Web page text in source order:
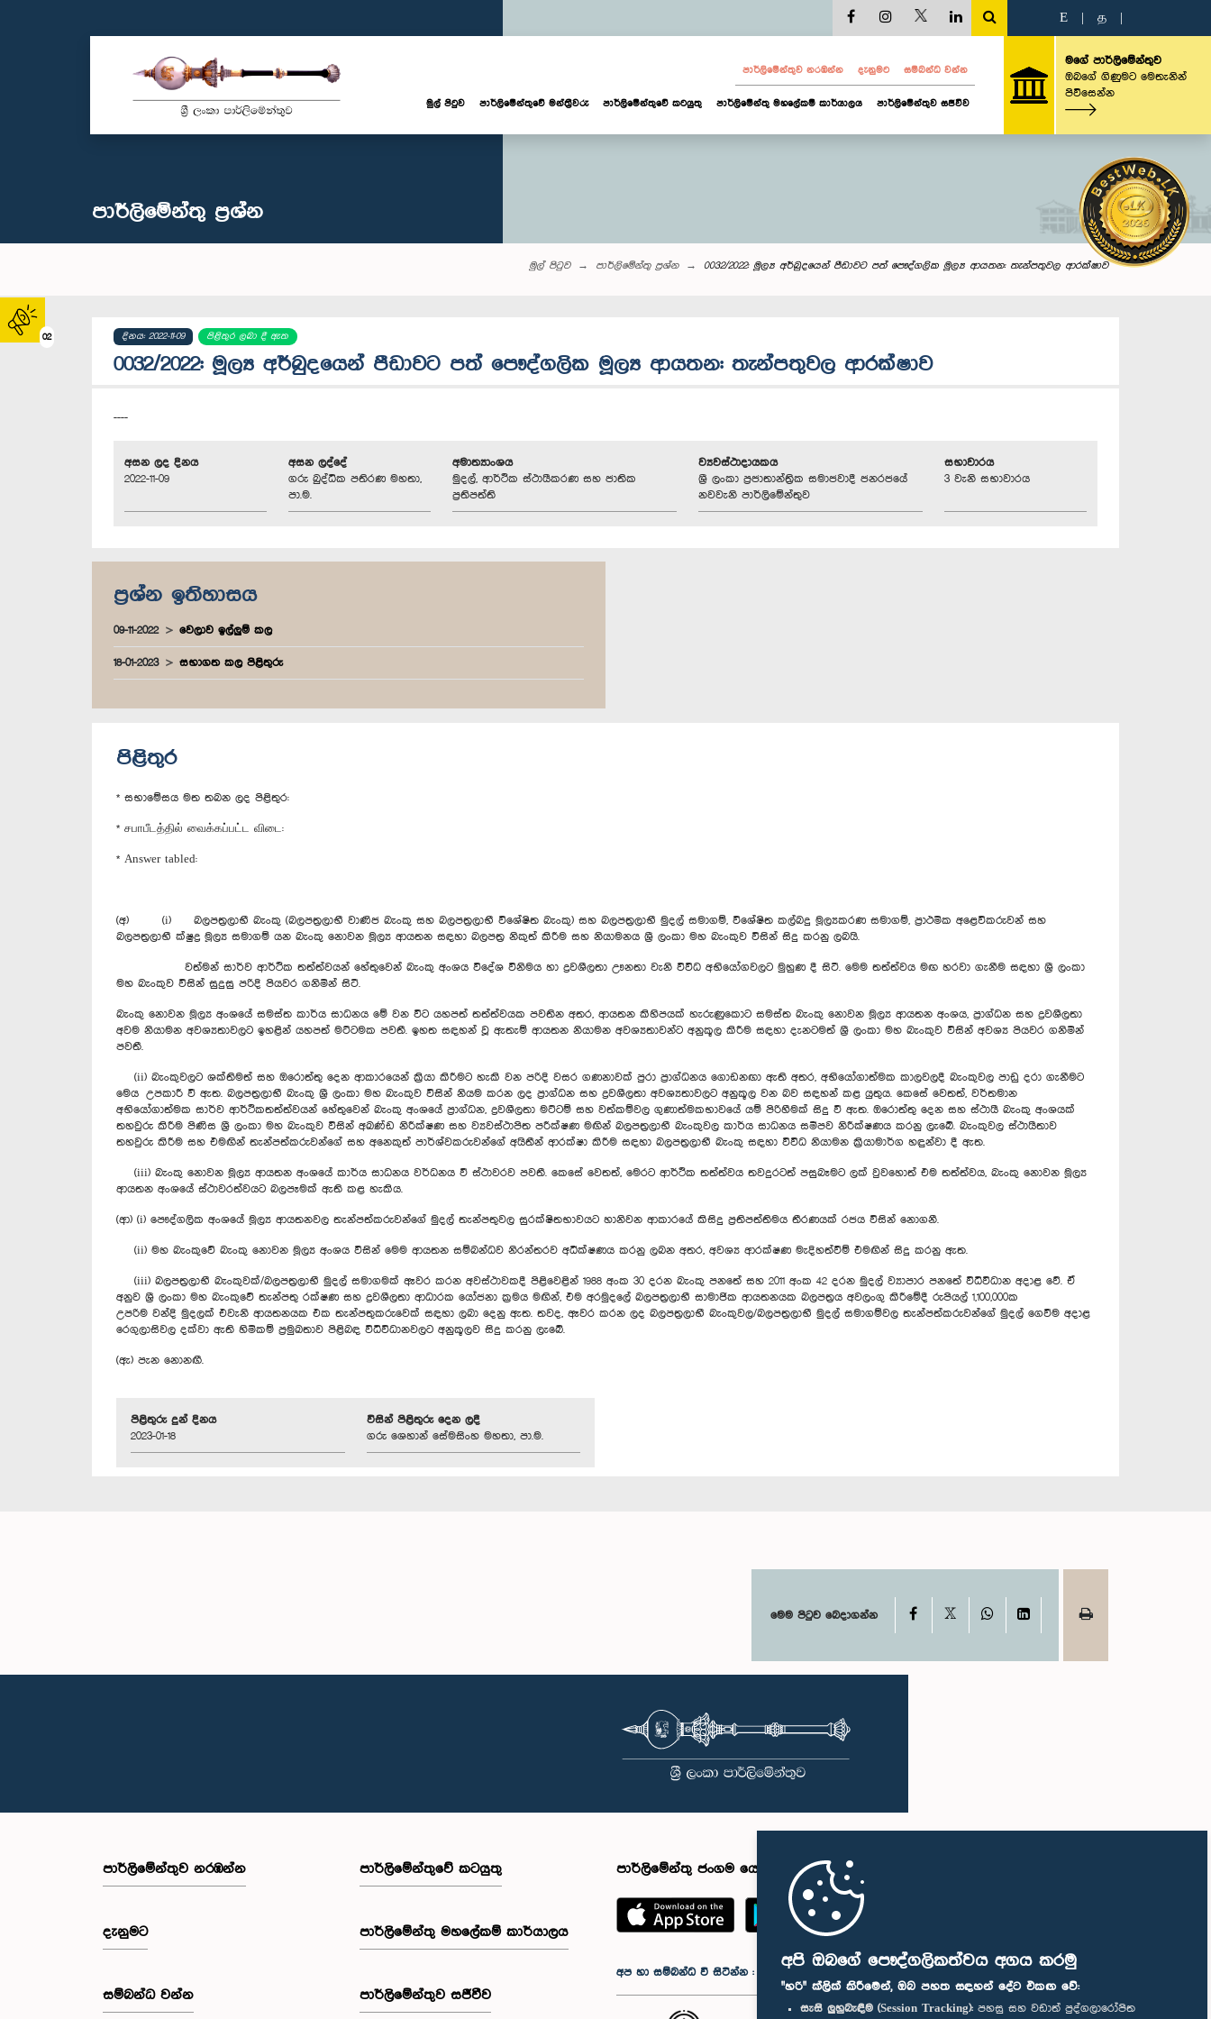
අපි ඔබගේ පෞද්ගලිකත්වය අගය කරමු
"හරි" ක්ලික් කිරීමෙන්, ඔබ පහත සඳහන් දේට එකඟ වේ:
සැසි ලුහුබැඳීම (Session Tracking): පහසු සහ වඩාත් පුද්ගලාරෝපිත
02
E த
පාර්ලි‌මේන්තුව නරඹන්න දැනුමට සම්බන්ධ වන්න
මුල් පිටුව පාර්ලි‌මේන්තුවේ මන්ත්‍රීවරු පාර්ලිමේන්තුවේ කටයුතු පාර්ලිමේන්තු මහලේකම් කාර්යාලය පාර්ලිමේන්තුව සජීවීව
මගේ පාර්ලිමේන්තුව
ඔබගේ ගිණුමට මෙතැනින්
පිවිසෙන්න
පාර්ලි‌මේන්තු‌ ප්‍රශ්න
මුල් පිටුව පාර්ලි‌මේන්තු‌ ප්‍රශ්න 0032/2022: මූල්‍ය අර්බුදයෙන් පීඩාවට පත් පෞද්ගලික මූල්‍ය ආයතන: තැන්පතුවල ආරක්ෂාව
දිනය: 2022-11-09 පිළිතුර ලබා දී ඇත
0032/2022: මූල්‍ය අර්බුදයෙන් පීඩාවට පත් පෞද්ගලික මූල්‍ය ආයතන: තැන්පතුවල ආරක්ෂාව
----
අසන ලද දිනය
2022-11-09
අසන ලද්දේ
ගරු බුද්ධික පතිරණ මහතා,
පා.ම.
අමාත්‍යාංශය
මුදල්, ආර්ථික ස්ථායීකරණ සහ ජාතික
ප්‍රතිපත්ති
ව්‍යවස්ථාදායකය
ශ්‍රී ලංකා ප්‍රජාතාන්ත්‍රික සමාජවාදී ජනරජයේ
නවවැනි පාර්ලිමේන්තුව
සභාවාරය
3 වැනි සභාවාරය
ප්‍රශ්න ඉතිහාසය
09-11-2022 වෙලාව ඉල්ලුම් කල
18-01-2023 සභාගත කල පිළිතුරු
පිළිතුර
* සභාමේසය මත තබන ලද පිළිතුර:
* சபாபீடத்தில் வைக்கப்பட்ட விடை:
* Answer tabled:
(අ) (i) බලපත්‍රලාභී බැංකු (බලපත්‍රලාභී වාණිජ බැංකු සහ බලපත්‍රලාභී විශේෂිත බැංකු) සහ බලපත්‍රලාභී මුදල් සමාගම්, විශේෂිත කල්බදු මූල්‍යකරණ සමාගම්, ප්‍රාථමික අළෙවිකරුවන් සහ
බලපත්‍රලාභී ක්ෂුද්‍ර මූල්‍ය සමාගම් යන බැංකු නොවන මූල්‍ය ආයතන සඳහා බලපත්‍ර නිකුත් කිරීම සහ නියාමනය ශ්‍රී ලංකා මහ බැංකුව විසින් සිදු කරනු ලබයි.
වත්මන් සාර්ව ආර්ථික තත්ත්වයන් හේතුවෙන් බැංකු අංශය විදේශ විනිමය හා ද්‍රවශීලතා ඌනතා වැනි විවිධ අභියෝගවලට මුහුණ දී සිටී. මෙම තත්ත්වය මඟ හරවා ගැනීම සඳහා ශ්‍රී ලංකා
මහ බැංකුව විසින් සුදුසු පරිදි පියවර ගනිමින් සිටී.
බැංකු නොවන මූල්‍ය අංශයේ සමස්ත කාර්ය සාධනය මේ වන විට යහපත් තත්ත්වයක පවතින අතර, ආයතන කිහිපයක් හැරුණුකොට සමස්ත බැංකු නොවන මූල්‍ය ආයතන අංශය, ප්‍රාග්ධන සහ ද්‍රවශීලතා
අවම නියාමන අවශ්‍යතාවලට ඉහළින් යහපත් මට්ටමක පවතී. ඉහත සඳහන් වූ ඇතැම් ආයතන නියාමන අවශ්‍යතාවන්ට අනුකූල කිරීම සඳහා දැනටමත් ශ්‍රී ලංකා මහ බැංකුව විසින් අවශ්‍ය පියවර ගනිමින්
පවතී.
(ii) බැංකුවලට ශක්තිමත් සහ ඔරොත්තු දෙන ආකාරයෙන් ක්‍රියා කිරීමට හැකි වන පරිදි වසර ගණනාවක් පුරා ප්‍රාග්ධනය ගොඩනඟා ඇති අතර, අභියෝගාත්මක කාලවලදී බැංකුවල පාඩු දරා ගැනීමට
මෙය උපකාරී වී ඇත. බලපත්‍රලාභී බැංකු ශ්‍රී ලංකා මහ බැංකුව විසින් නියම කරන ලද ප්‍රාග්ධන සහ ද්‍රවශීලතා අවශ්‍යතාවලට අනුකූල වන බව සඳහන් කළ යුතුය. කෙසේ වෙතත්, වර්තමාන
අභියෝගාත්මක සාර්ව ආර්ථිකතත්ත්වයන් හේතුවෙන් බැංකු අංශයේ ප්‍රාග්ධන, ද්‍රවශීලතා මට්ටම් සහ වත්කම්වල ගුණාත්මකභාවයේ යම් පිරිහීමක් සිදු වී ඇත. ඔරොත්තු දෙන සහ ස්ථායී බැංකු අංශයක්
තහවුරු කිරීම පිණිස ශ්‍රී ලංකා මහ බැංකුව විසින් අඛණ්ඩ නිරීක්ෂණ සහ ව්‍යවස්ථාපිත පරීක්ෂණ මඟින් බලපත්‍රලාභී බැංකුවල කාර්ය සාධනය සමීපව නිරීක්ෂණය කරනු ලැබේ. බැංකුවල ස්ථායීතාව
තහවුරු කිරීම සහ එමඟින් තැන්පත්කරුවන්ගේ සහ අනෙකුත් පාර්ශ්වකරුවන්ගේ අයිතීන් ආරක්ෂා කිරීම සඳහා බලපත්‍රලාභී බැංකු සඳහා විවිධ නියාමන ක්‍රියාමාර්ග හඳුන්වා දී ඇත.
(iii) බැංකු නොවන මූල්‍ය ආයතන අංශයේ කාර්ය සාධනය වර්ධනය වී ස්ථාවරව පවතී. කෙසේ වෙතත්, මෙරට ආර්ථික තත්ත්වය තවදුරටත් පසුබෑමට ලක් වුවහොත් එම තත්ත්වය, බැංකු නොවන මූල්‍ය
ආයතන අංශයේ ස්ථාවරත්වයට බලපෑමක් ඇති කළ හැකිය.
(ආ) (i) පෞද්ගලික අංශයේ මූල්‍ය ආයතනවල තැන්පත්කරුවන්ගේ මුදල් තැන්පතුවල සුරක්ෂිතභාවයට හානිවන ආකාරයේ කිසිදු ප්‍රතිපත්තිමය තීරණයක් රජය විසින් නොගනී.
(ii) මහ බැංකුවේ බැංකු නොවන මූල්‍ය අංශය විසින් මෙම ආයතන සම්බන්ධව නිරන්තරව අධීක්ෂණය කරනු ලබන අතර, අවශ්‍ය ආරක්ෂණ මැදිහත්වීම් එමඟින් සිදු කරනු ඇත.
(iii) බලපත්‍රලාභී බැංකුවක්/බලපත්‍රලාභී මුදල් සමාගමක් ඈවර කරන අවස්ථාවකදී පිළිවෙළින් 1988 අංක 30 දරන බැංකු පනතේ සහ 2011 අංක 42 දරන මුදල් ව්‍යාපාර පනතේ විධිවිධාන අදාළ වේ. ඒ
අනුව ශ්‍රී ලංකා මහ බැංකුවේ තැන්පතු රක්ෂණ සහ ද්‍රවශීලතා ආධාරක යෝජනා ක්‍රමය මඟින්, එම අරමුදලේ බලපත්‍රලාභී සාමාජික ආයතනයක බලපත්‍රය අවලංගු කිරීමේදී රුපියල් 1,100,000ක
උපරිම වන්දි මුදලක් එවැනි ආයතනයක එක තැන්පතුකරුවෙක් සඳහා ලබා දෙනු ඇත. තවද, ඈවර කරන ලද බලපත්‍රලාභී බැංකුවල/බලපත්‍රලාභී මුදල් සමාගම්වල තැන්පත්කරුවන්ගේ මුදල් ගෙවීම අදාළ
රෙගුලාසිවල දක්වා ඇති හිමිකම් ප්‍රමුඛතාව පිළිබඳ විධිවිධානවලට අනුකූලව සිදු කරනු ලැබේ.
(ඇ) පැන නොනඟී.
පිළිතුරු දුන් දිනය
2023-01-18
විසින් පිළිතුරු දෙන ලදී
ගරු ශෙහාන් සේමසිංහ මහතා, පා.ම.
මෙම පිටුව බෙදාගන්න Facebook WhatsAppLinkedIn
පාර්ලි‌මේන්තුව නරඹන්න
දැනුමට
සම්බන්ධ වන්න
පාර්ලිමේන්තුවේ කටයුතු
පාර්ලිමේන්තු මහලේකම් කාර්යාලය
පාර්ලිමේන්තුව සජීවීව
පාර්ලිමේන්තු ජංගම යෙදුම
අප හා සම්බන්ධ වී සිටින්න :